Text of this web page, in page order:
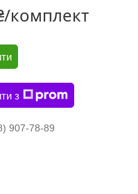
комплект
з
907-78-89